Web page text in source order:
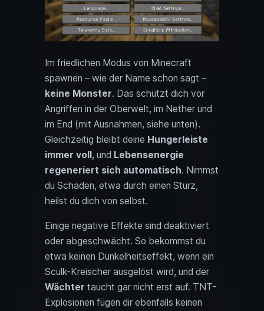
Im friedlichen Modus von Minecraft
spawnen – wie der Name schon sagt –
keine Monster. Das schützt dich vor
Angriffen in der Oberwelt, im Nether und
im End (mit Ausnahmen, siehe unten).
Gleichzeitig bleibt deine Hungerleiste
immer voll, und Lebensenergie
regeneriert sich automatisch. Nimmst
du Schaden, etwa durch einen Sturz,
heilst du dich von selbst.
Einige negative Effekte sind deaktiviert
oder abgeschwächt. So bekommst du
etwa keinen Dunkelheitseffekt, wenn ein
Sculk-Kreischer ausgelöst wird, und der
Wächter taucht gar nicht erst auf. TNT-
Explosionen fügen dir ebenfalls keinen